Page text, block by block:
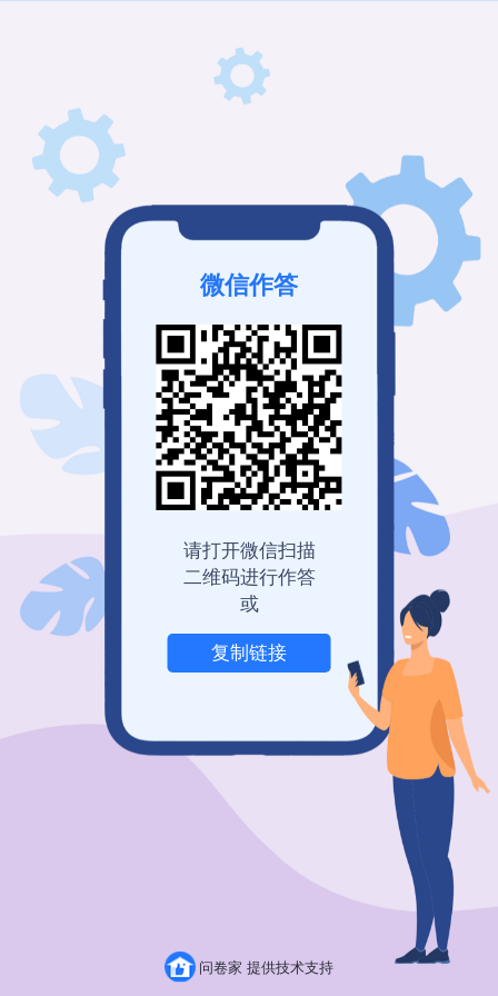
该收款已结束
登录查看历史记录 我也要免费创建
粤ICP备19150304号
举报
微信作答
请打开微信扫描
二维码进行作答
或
复制链接
问卷家 提供技术支持